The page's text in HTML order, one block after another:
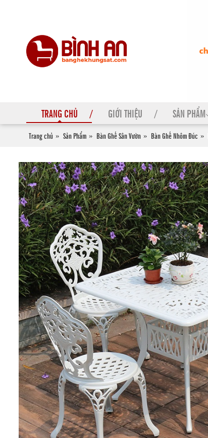
TRANG CHỦ GIỚI THIỆU SẢN PHẨM
Trang chủ Sản Phẩm Bàn Ghế Sân Vườn Bàn Ghế Nhôm Đúc